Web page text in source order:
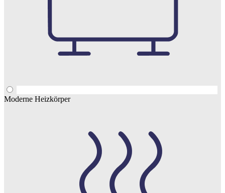
Moderne Heizkörper